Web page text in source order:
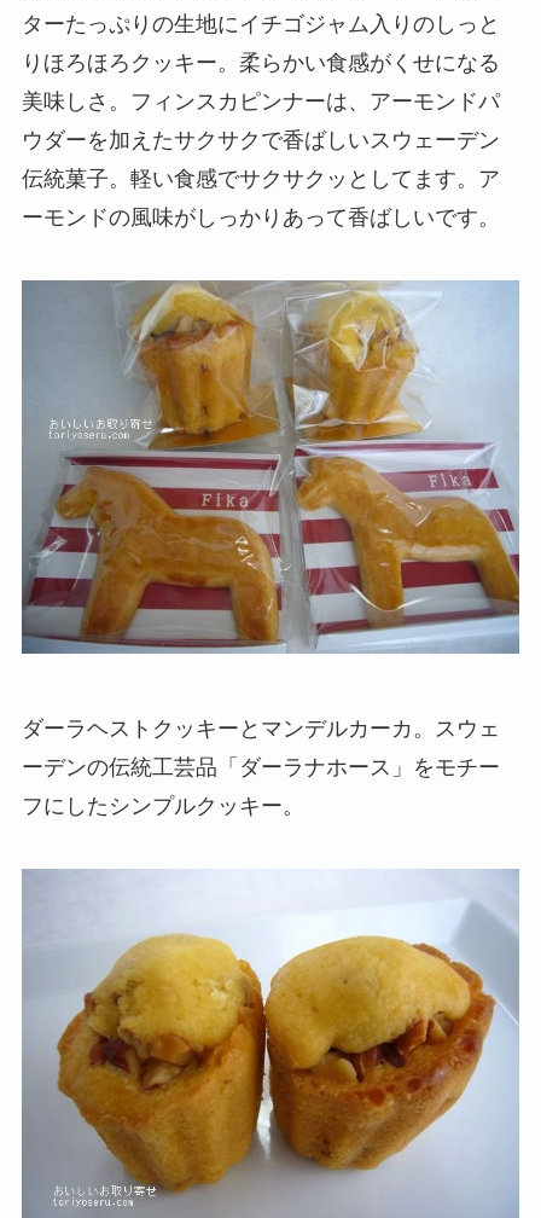
ターたっぷりの生地にイチゴジャム入りのしっと
りほろほろクッキー。柔らかい食感がくせになる
美味しさ。フィンスカピンナーは、アーモンドパ
ウダーを加えたサクサクで香ばしいスウェーデン
伝統菓子。軽い食感でサクサクッとしてます。ア
ーモンドの風味がしっかりあって香ばしいです。
ダーラヘストクッキーとマンデルカーカ。スウェ
ーデンの伝統工芸品「ダーラナホース」をモチー
フにしたシンプルクッキー。